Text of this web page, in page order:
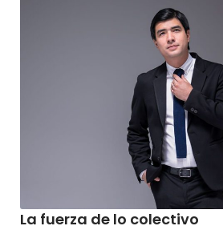
La fuerza de lo colectivo